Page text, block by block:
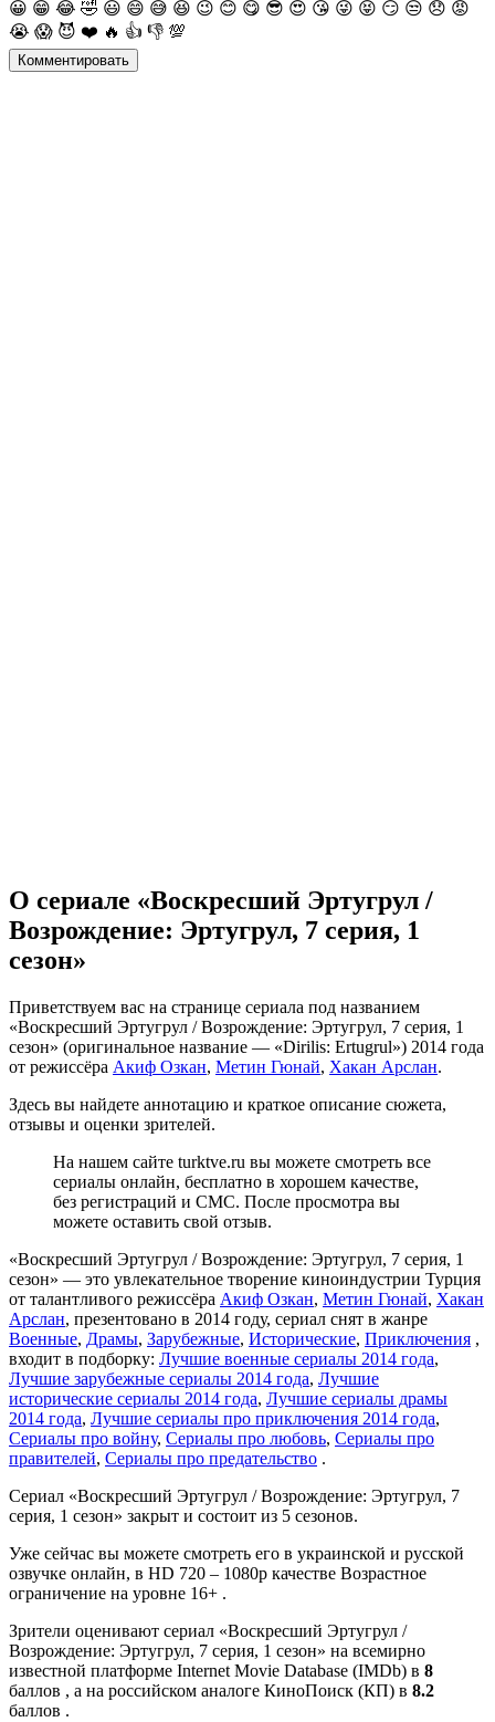
😀 😁 😂 🤣 😃 😄 😅 😆 😉 😊 😋 😎 😍 😘 😜 😝 😏 😒 😞 😡
😭 😱 😈 ❤️ 🔥 👍 👎 💯
Комментировать
О сериале «Воскресший Эртугрул /
Возрождение: Эртугрул, 7 серия, 1
сезон»
Приветствуем вас на странице сериала под названием
«Воскресший Эртугрул / Возрождение: Эртугрул, 7 серия, 1
сезон» (оригинальное название — «Dirilis: Ertugrul») 2014 года
от режиссёра Акиф Озкан, Метин Гюнай, Хакан Арслан.
Здесь вы найдете аннотацию и краткое описание сюжета,
отзывы и оценки зрителей.
На нашем сайте turktve.ru вы можете смотреть все
сериалы онлайн, бесплатно в хорошем качестве,
без регистраций и СМС. После просмотра вы
можете оставить свой отзыв.
«Воскресший Эртугрул / Возрождение: Эртугрул, 7 серия, 1
сезон» — это увлекательное творение киноиндустрии Турция
от талантливого режиссёра Акиф Озкан, Метин Гюнай, Хакан
Арслан, презентовано в 2014 году, сериал снят в жанре
Военные, Драмы, Зарубежные, Исторические, Приключения ,
входит в подборку: Лучшие военные сериалы 2014 года,
Лучшие зарубежные сериалы 2014 года, Лучшие
исторические сериалы 2014 года, Лучшие сериалы драмы
2014 года, Лучшие сериалы про приключения 2014 года,
Сериалы про войну, Сериалы про любовь, Сериалы про
правителей, Сериалы про предательство .
Сериал «Воскресший Эртугрул / Возрождение: Эртугрул, 7
серия, 1 сезон» закрыт и состоит из 5 сезонов.
Уже сейчас вы можете смотреть его в украинской и русской
озвучке онлайн, в HD 720 – 1080p качестве Возрастное
ограничение на уровне 16+ .
Зрители оценивают сериал «Воскресший Эртугрул /
Возрождение: Эртугрул, 7 серия, 1 сезон» на всемирно
известной платформе Internet Movie Database (IMDb) в 8
баллов , а на российском аналоге КиноПоиск (КП) в 8.2
баллов .